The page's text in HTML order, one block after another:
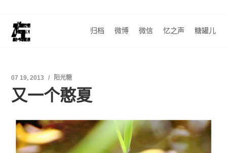
归档 微博 微信 忆之声 糖罐儿
07 19, 2013 阳光糖
又一个憨夏